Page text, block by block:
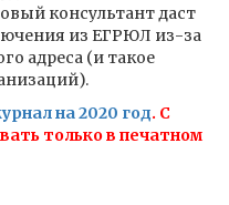
консультант даст
из ЕГРЮЛ из-за
адреса (и такое
на 2020 год. С
только в печатном